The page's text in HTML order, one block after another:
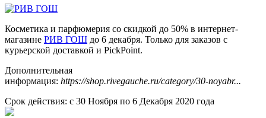
Косметика и парфюмерия со скидкой до 50% в интернет-
магазине РИВ ГОШ до 6 декабря. Только для заказов с
курьерской доставкой и PickPoint.
Дополнительная
информация: https://shop.rivegauche.ru/category/30-noyabr...
Срок действия: с 30 Ноября по 6 Декабря 2020 года